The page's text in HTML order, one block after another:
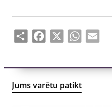
ShareFacebook
X WhatsApp
Email
Jums varētu patikt